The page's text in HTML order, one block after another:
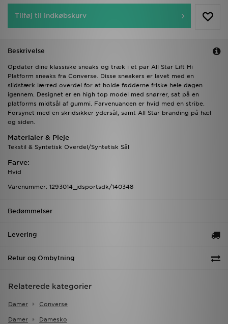
Tilføj til indkøbskurv
Beskrivelse
Opdater dine klassiske sneaks og træk i et par All Star Lift Hi
Platform sneaks fra Converse. Disse sneakers er lavet med en
slidstærk lærred overdel for at holde fødderne friske hele dagen
igennem. Designet er en high top model med snørrer, sat på en
platforms midtsål af gummi. Farvenuancen er hvid med en stribe.
Forsynet med en skridsikker ydersål, samt All Star branding på hæl
og siden.
Materialer & Pleje
Tekstil & Syntetisk Overdel/Syntetisk Sål
Farve:
Hvid
Varenummer: 1293014_jdsportsdk/140348
Bedømmelser
Levering
Retur og Ombytning
Relaterede kategorier
Damer Converse
Damer Damesko